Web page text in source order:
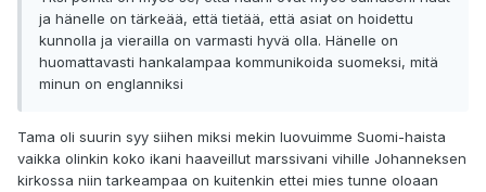
ja hänelle on tärkeää, että tietää, että asiat on hoidettu
kunnolla ja vierailla on varmasti hyvä olla. Hänelle on
huomattavasti hankalampaa kommunikoida suomeksi, mitä
minun on englanniksi
Tama oli suurin syy siihen miksi mekin luovuimme Suomi-haista
vaikka olinkin koko ikani haaveillut marssivani vihille Johanneksen
kirkossa niin tarkeampaa on kuitenkin ettei mies tunne oloaan